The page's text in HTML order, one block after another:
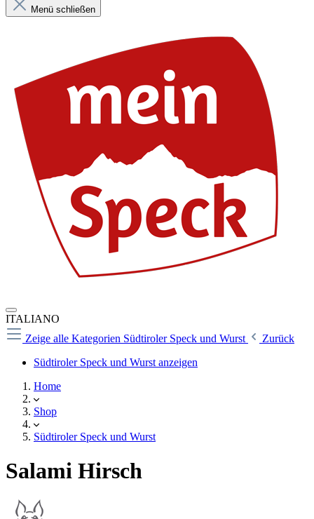
Menü schließen
ITALIANO
Zeige alle Kategorien Südtiroler Speck und Wurst
Zurück
Südtiroler Speck und Wurst anzeigen
Home
Shop
Südtiroler Speck und Wurst
Salami Hirsch